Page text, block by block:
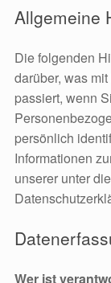
Allgemeine
Die folgenden
darüber, was
passiert, wenn
persönlich
Informationen
unserer unter
Wer ist